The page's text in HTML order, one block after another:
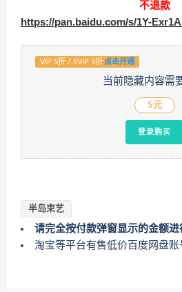
不退款
https://pan.baidu.com/s/1Y-
VIP 5折 / SVIP 5折 点击开通
当前隐藏内容需
5元
登录购买
半岛束艺
请完全按付款弹窗显示的金额进
淘宝等平台有售低价百度网盘